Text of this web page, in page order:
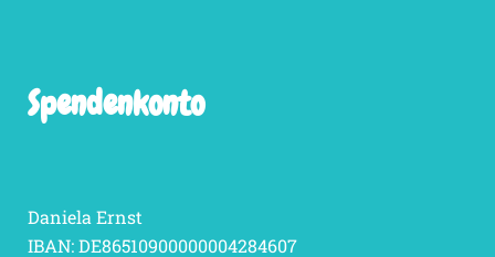
Spendenkonto
Daniela Ernst
IBAN: DE86510900000004284607